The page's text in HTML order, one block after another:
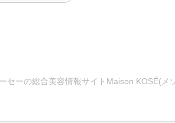
ーの総合美容情報サイトMaison KOSÉ(